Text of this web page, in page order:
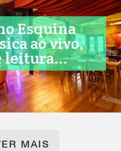
Esquina
ao vivo,
leitura...
MAIS